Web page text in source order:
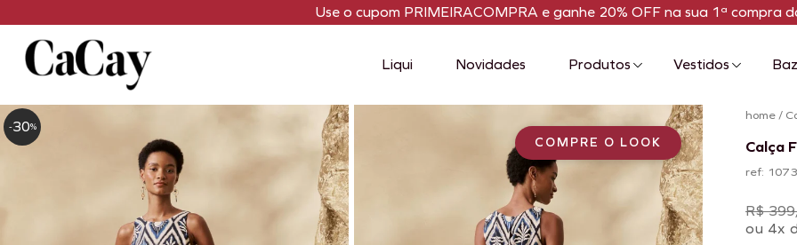
Use o cupom PRIMEIRACOMPRA e ganhe 20% OFF na sua 1ª compra
Liqui Novidades Produtos Vestidos
-30%
COMPRE O LOOK
home/
Calça
ref:
R$
ou 4x